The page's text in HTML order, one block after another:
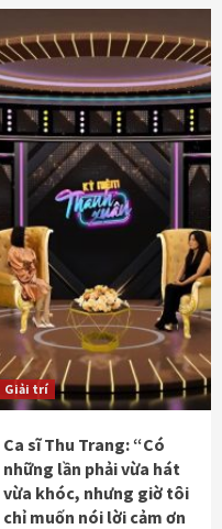
Giải trí
Ca sĩ Thu Trang: “Có
những lần phải vừa hát
vừa khóc, nhưng giờ tôi
chỉ muốn nói lời cảm ơn